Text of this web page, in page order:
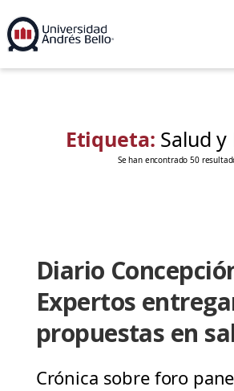
Etiqueta: Salud
Se han encontrado 50
Diario
Expertos
propuestas en
Crónica sobre foro